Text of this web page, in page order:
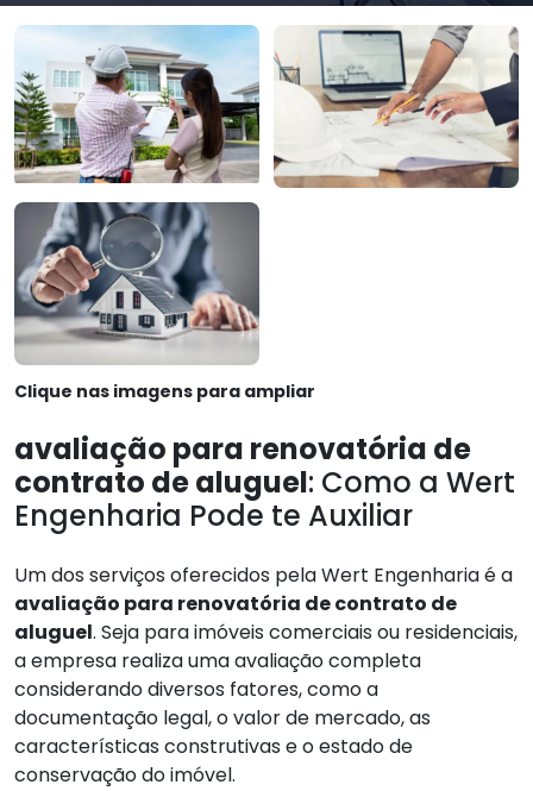
Clique nas imagens para ampliar
avaliação para renovatória de
contrato de aluguel: Como a Wert
Engenharia Pode te Auxiliar
Um dos serviços oferecidos pela Wert Engenharia é a
avaliação para renovatória de contrato de
aluguel. Seja para imóveis comerciais ou residenciais,
a empresa realiza uma avaliação completa
considerando diversos fatores, como a
documentação legal, o valor de mercado, as
características construtivas e o estado de
conservação do imóvel.